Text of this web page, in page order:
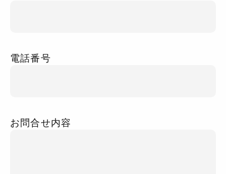
電話番号
お問合せ内容